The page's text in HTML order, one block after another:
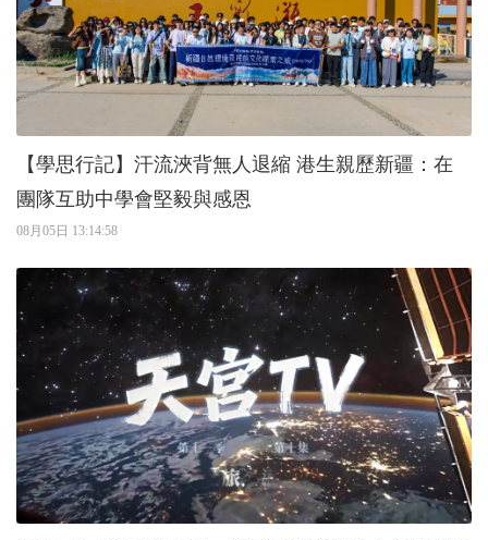
【學思行記】汗流浹背無人退縮 港生親歷新疆：在
團隊互助中學會堅毅與感恩
08月05日 13:14:58